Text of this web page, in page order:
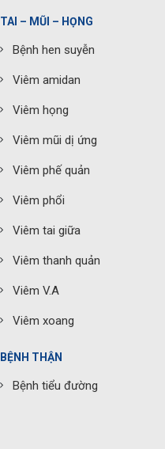
TAI – MŨI – HỌNG
Bệnh hen suyễn
Viêm amidan
Viêm họng
Viêm mũi dị ứng
Viêm phế quản
Viêm phổi
Viêm tai giữa
Viêm thanh quản
Viêm V.A
Viêm xoang
BỆNH THẬN
Bệnh tiểu đường